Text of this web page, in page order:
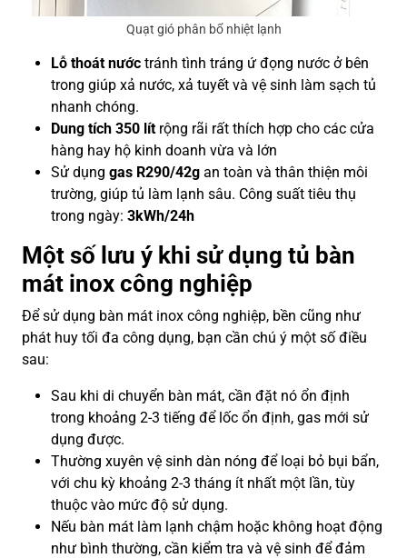
Quạt gió phân bổ nhiệt lạnh
Lỗ thoát nước tránh tình tráng ứ đọng nước ở bên
trong giúp xả nước, xả tuyết và vệ sinh làm sạch tủ
nhanh chóng.
Dung tích 350 lítrộng rãi rất thích hợp cho các cửa
hàng hay hộ kinh doanh vừa và lớn
Sử dụng gas R290/42g an toàn và thân thiện môi
trường, giúp tủ làm lạnh sâu. Công suất tiêu thụ
trong ngày: 3kWh/24h
Một số lưu ý khi sử dụng tủ bàn
mát inox công nghiệp
Để sử dụng bàn mát inox công nghiệp, bền cũng như
phát huy tối đa công dụng, bạn cần chú ý một số điều
sau:
Sau khi di chuyển bàn mát, cần đặt nó ổn định
trong khoảng 2-3 tiếng để lốc ổn định, gas mới sử
dụng được.
Thường xuyên vệ sinh dàn nóng để loại bỏ bụi bẩn,
với chu kỳ khoảng 2-3 tháng ít nhất một lần, tùy
thuộc vào mức độ sử dụng.
Nếu bàn mát làm lạnh chậm hoặc không hoạt động
như bình thường, cần kiểm tra và vệ sinh để đảm